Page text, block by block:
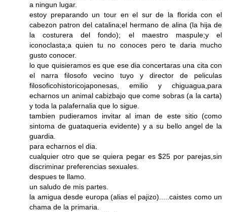
a ningun lugar.
estoy preparando un tour en el sur de la florida con el
cabezon patron del catalina;el hermano de alina (la hija de
la costurera del fondo); el maestro maspule;y el
iconoclasta;a quien tu no conoces pero te daria mucho
gusto conocer.
lo que quisieramos es que ese dia concertaras una cita con
el narra filosofo vecino tuyo y director de peliculas
filosoficohistoricojaponesas, emilio y chiguagua,para
echarnos un animal cabizbajo que come sobras (a la carta)
y toda la palafernalia que lo sigue.
tambien pudieramos invitar al iman de este sitio (como
sintoma de guataqueria evidente) y a su bello angel de la
guardia.
para echarnos el dia.
cualquier otro que se quiera pegar es $25 por parejas,sin
discriminar preferencias sexuales.
despues te llamo.
un saludo de mis partes.
la amigua desde europa (alias el pajizo).....caistes como un
chama de la primaria.